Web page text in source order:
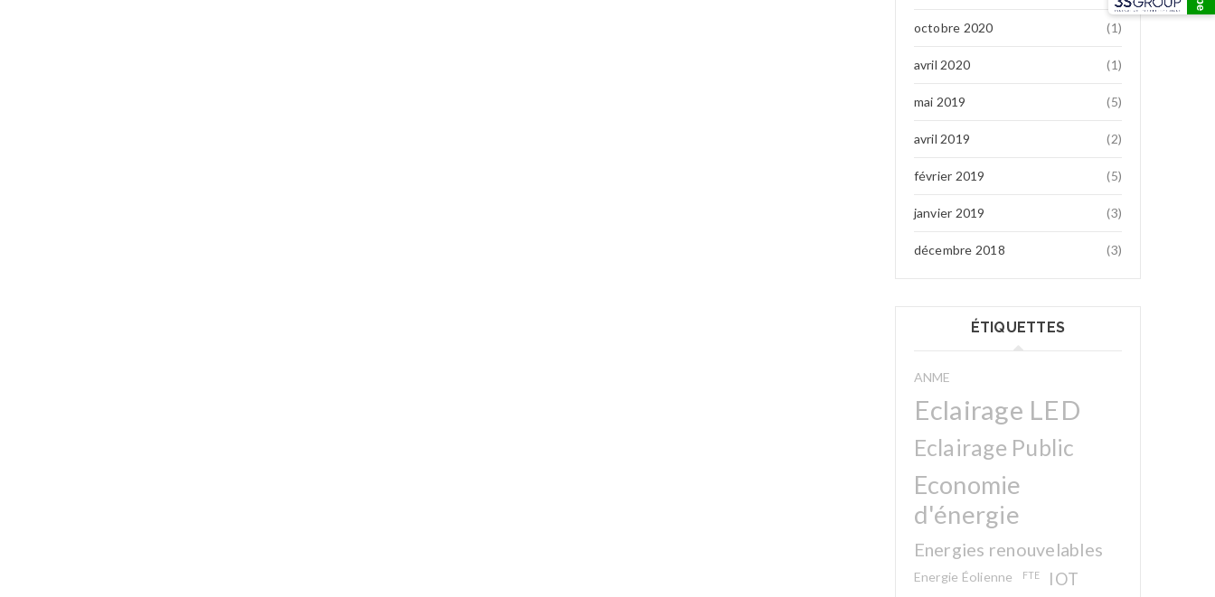
octobre 2020 (1)
avril 2020 (1)
mai 2019 (5)
avril 2019 (2)
février 2019 (5)
janvier 2019 (3)
décembre 2018 (3)
ÉTIQUETTES
ANME
Eclairage LED
Eclairage Public
Economie
d'énergie
Energies renouvelables
Energie Éolienne FTE IOT